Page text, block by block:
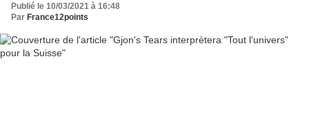
Publié le 10/03/2021 à 16:48
Par France12points